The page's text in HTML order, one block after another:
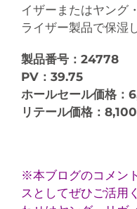
イザーまたはヤング
ライザー製品で保湿
製品番号：24778
PV：39.75
ホールセール価格：
リテール価格：
※本ブログのコメン
スとしてぜひご活用